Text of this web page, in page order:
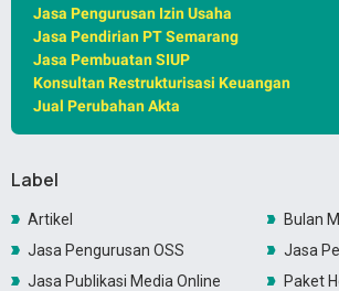
Jasa Pengurusan Izin Usaha
Jasa Pendirian PT Semarang
Jasa Pembuatan SIUP
Konsultan Restrukturisasi Keuangan
Jual Perubahan Akta
Label
Artikel
Bulan
Jasa Pengurusan OSS
Jasa
Jasa Publikasi Media Online
Paket